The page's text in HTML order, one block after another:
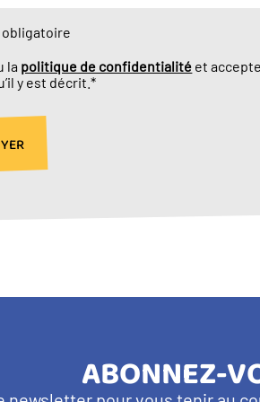
obligatoire
la politique de confidentialité et
y est décrit.*
TITRE
ABONNEZ-